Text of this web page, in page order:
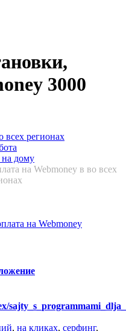
3000
всех регионах
на дому
на Webmoney в во всех
, на кликах, серфинг,